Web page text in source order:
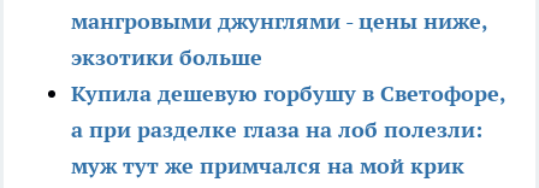
мангровыми джунглями - цены ниже,
экзотики больше
Купила дешевую горбушу в Светофоре,
а при разделке глаза на лоб полезли:
муж тут же примчался на мой крик